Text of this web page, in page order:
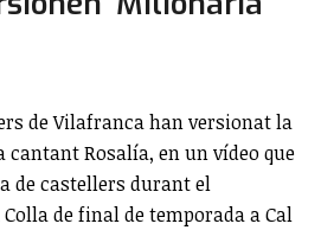
de Vilafranca han versionat la
Rosalía, en un vídeo que
de castellers durant el
de final de temporada a Cal